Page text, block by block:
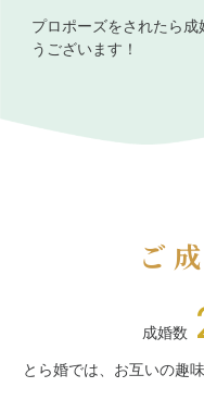
プロポーズをされたら成
うございます！
ご
成婚数
とら婚では、お互いの趣